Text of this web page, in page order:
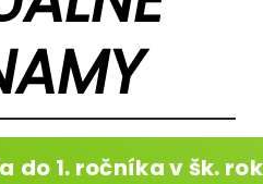
do 1. ročníka v šk.